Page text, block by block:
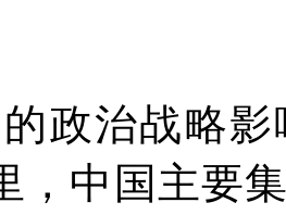
政治战略
，中国主要